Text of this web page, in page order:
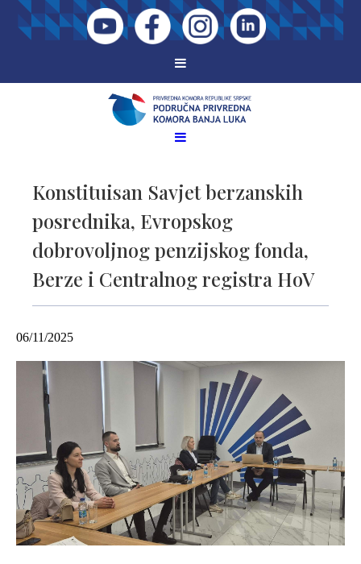
Konstituisan Savjet berzanskih
posrednika, Evropskog
dobrovoljnog penzijskog fonda,
Berze i Centralnog registra HoV
06/11/2025